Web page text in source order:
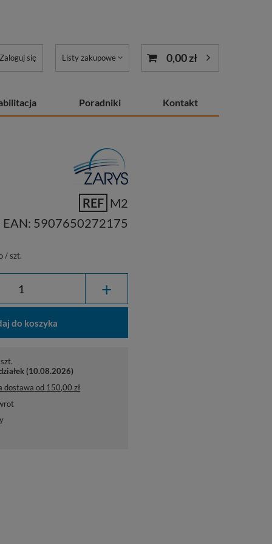
Zaloguj się Listy zakupowe 0,00 zł
Poradniki Kontakt
REF M2
EAN: 5907650272175
/szt.
+
do koszyka
(10.08.2026)
dostawa od 150,00 zł